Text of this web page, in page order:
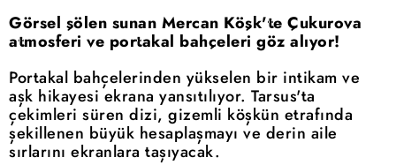
Görsel şölen sunan Mercan Köşk'te Çukurova
atmosferi ve portakal bahçeleri göz alıyor!
Portakal bahçelerinden yükselen bir intikam ve
aşk hikayesi ekrana yansıtılıyor. Tarsus'ta
çekimleri süren dizi, gizemli köşkün etrafında
şekillenen büyük hesaplaşmayı ve derin aile
sırlarını ekranlara taşıyacak.